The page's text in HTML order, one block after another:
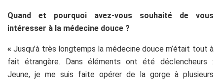
Quand et pourquoi avez-vous souhaité de vous
intéresser à la médecine douce ?
«Jusqu’à très longtemps la médecine douce m’était tout à
fait étrangère. Dans éléments ont été déclencheurs :
Jeune, je me suis faite opérer de la gorge à plusieurs